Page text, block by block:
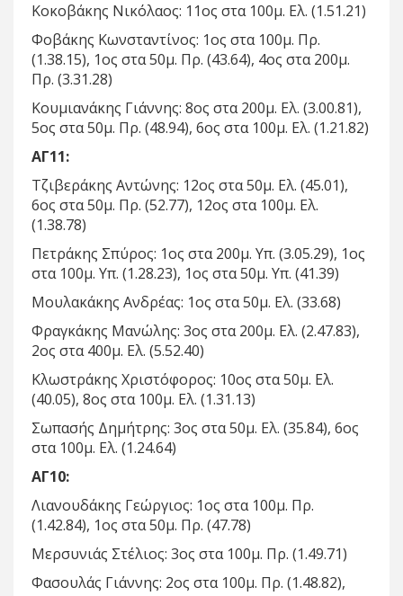
Κοκοβάκης Νικόλαος: 11ος στα 100μ. Ελ. (1.51.21)
Φοβάκης Κωνσταντίνος: 1ος στα 100μ. Πρ.
(1.38.15), 1ος στα 50μ. Πρ. (43.64), 4ος στα 200μ.
Πρ. (3.31.28)
Κουμιανάκης Γιάννης: 8ος στα 200μ. Ελ. (3.00.81),
5ος στα 50μ. Πρ. (48.94), 6ος στα 100μ. Ελ. (1.21.82)
ΑΓ11:
Τζιβεράκης Αντώνης: 12ος στα 50μ. Ελ. (45.01),
6ος στα 50μ. Πρ. (52.77), 12ος στα 100μ. Ελ.
(1.38.78)
Πετράκης Σπύρος: 1ος στα 200μ. Υπ. (3.05.29), 1ος
στα 100μ. Υπ. (1.28.23), 1ος στα 50μ. Υπ. (41.39)
Μουλακάκης Ανδρέας: 1ος στα 50μ. Ελ. (33.68)
Φραγκάκης Μανώλης: 3ος στα 200μ. Ελ. (2.47.83),
2ος στα 400μ. Ελ. (5.52.40)
Κλωστράκης Χριστόφορος: 10ος στα 50μ. Ελ.
(40.05), 8ος στα 100μ. Ελ. (1.31.13)
Σωπασής Δημήτρης: 3ος στα 50μ. Ελ. (35.84), 6ος
στα 100μ. Ελ. (1.24.64)
ΑΓ10:
Λιανουδάκης Γεώργιος: 1ος στα 100μ. Πρ.
(1.42.84), 1ος στα 50μ. Πρ. (47.78)
Μερσυνιάς Στέλιος: 3ος στα 100μ. Πρ. (1.49.71)
Φασουλάς Γιάννης: 2ος στα 100μ. Πρ. (1.48.82),